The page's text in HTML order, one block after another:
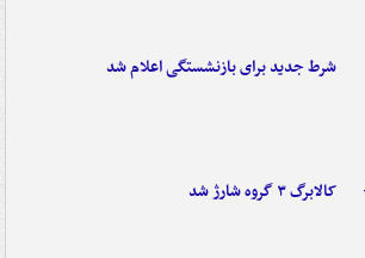
شرط جدید برای بازنشستگی اعلام شد
کالابرگ ۳ گروه شارژ شد